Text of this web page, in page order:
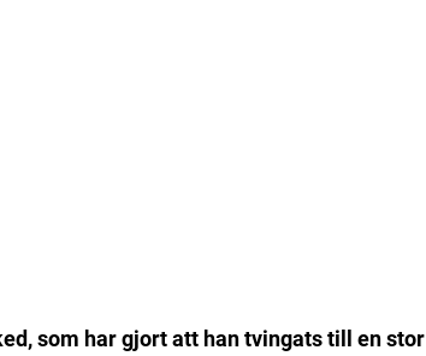
som har gjort att han tvingats till en stor